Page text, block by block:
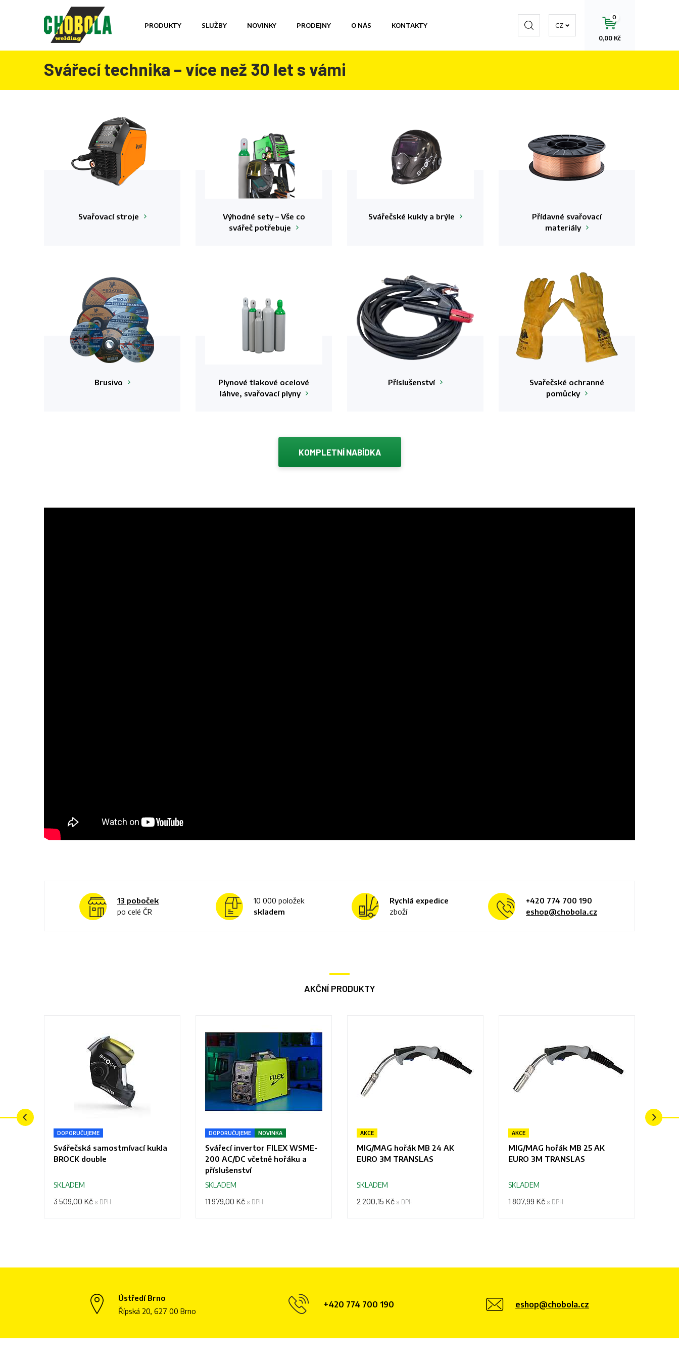
PRODUKTY SLUŽBY NOVINKY PRODEJNY O NÁS KONTAKTY
0,00 Kč
0
CZHledat
Svářecí technika – více než 30 let s vámi
Svařovací stroje
Výhodné sety – Vše co
svářeč potřebuje
Svářečské kukly a brýle
Přídavné svařovací
materiály
Brusivo
Plynové tlakové ocelové
láhve, svařovací plyny
Příslušenství
Svařečské ochranné
pomůcky
KOMPLETNÍ NABÍDKA
13 poboček
po celé ČR
10 000 položek
skladem
Rychlá expedice
zboží
+420 774 700 190
eshop@chobola.cz
AKČNÍ PRODUKTY
DOPORUČUJEME
Svářečská samostmívací kukla
BROCK double
SKLADEM
3 509,00 Kč s DPH
DOPORUČUJEME NOVINKA
Svářecí invertor FILEX WSME-
200 AC/DC včetně hořáku a
příslušenství
SKLADEM
11 979,00 Kč s DPH
AKCE
MIG/MAG hořák MB 24 AK
EURO 3M TRANSLAS
SKLADEM
2 200,15 Kč s DPH
AKCE
MIG/MAG hořák MB 25 AK
EURO 3M TRANSLAS
SKLADEM
1 807,99 Kč s DPH
Ústředí Brno
Řípská 20, 627 00 Brno
+420 774 700 190 eshop@chobola.cz